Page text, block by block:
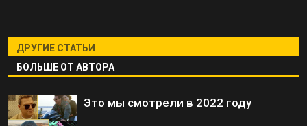
ДРУГИЕ СТАТЬИ
БОЛЬШЕ ОТ АВТОРА
Это мы смотрели в 2022 году